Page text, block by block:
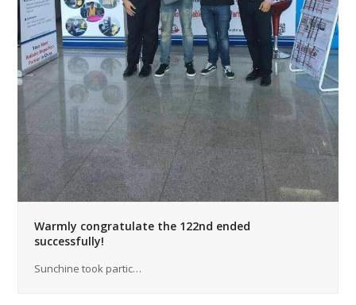
Warmly congratulate the 122nd ended
successfully!
Sunchine took partic…